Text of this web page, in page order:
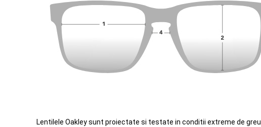
Lentilele Oakley sunt proiectate si testate in conditii extreme de